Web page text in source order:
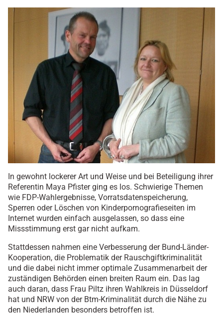
In gewohnt lockerer Art und Weise und bei Beteiligung ihrer
Referentin Maya Pfister ging es los. Schwierige Themen
wie FDP-Wahlergebnisse, Vorratsdatenspeicherung,
Sperren oder Löschen von Kinderpornografieseiten im
Internet wurden einfach ausgelassen, so dass eine
Missstimmung erst gar nicht aufkam.
Stattdessen nahmen eine Verbesserung der Bund-Länder-
Kooperation, die Problematik der Rauschgiftkriminalität
und die dabei nicht immer optimale Zusammenarbeit der
zuständigen Behörden einen breiten Raum ein. Das lag
auch daran, dass Frau Piltz ihren Wahlkreis in Düsseldorf
hat und NRW von der Btm-Kriminalität durch die Nähe zu
den Niederlanden besonders betroffen ist.